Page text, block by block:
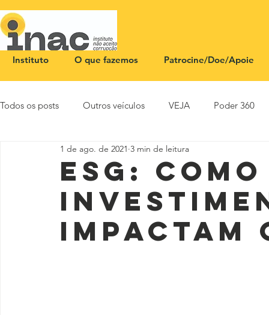
Instituto O que fazemos Patrocine/Doe/Apoie
Todos os posts Outros veículos VEJA Poder 360
NOTA PÚBLICA CEID SBT News
ESG:
impactam
1 de ago. de 2021 3 min de leitura